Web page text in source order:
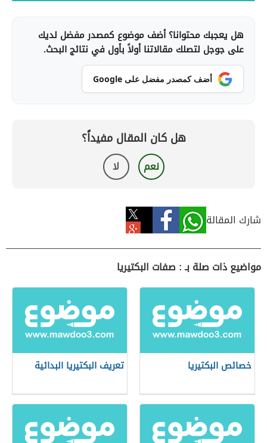
هل يعجبك محتوانا؟ أضف موضوع كمصدر مفضل لديك
على جوجل لتصلك مقالاتنا أولاً بأول في نتائج البحث.
أضف كمصدر مفضل على Google
هل كان المقال مفيداً؟
نعم لا
شارك المقالة
مواضيع ذات صلة بـ : صفات البكتيريا
خصائص البكتيريا تعريف البكتيريا البدائية